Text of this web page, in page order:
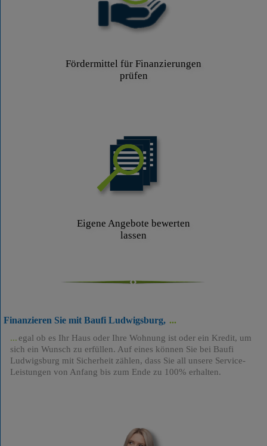
Fördermittel für Finanzierungen
prüfen
Eigene Angebote bewerten
lassen
Finanzieren Sie mit Baufi Ludwigsburg,
egal ob es Ihr Haus oder Ihre Wohnung ist oder ein Kredit, um
sich ein Wunsch zu erfüllen. Auf eines können Sie bei Baufi
Ludwigsburg mit Sicherheit zählen, dass Sie all unsere Service-
Leistungen von Anfang bis zum Ende zu 100% erhalten.